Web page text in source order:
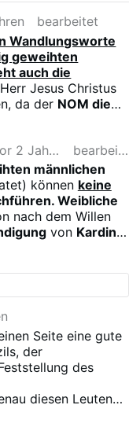
bearbeitet
Wandlungsworte
geweihten
auch die
Jesus Christus
da der NOM die
hat, das ist
die
Wandlung
hin, da diese
können.
vor 2 Jahren
bearbeitet
männlichen
können keine
Weibliche
nach dem Willen
von Kardinal
wird,
aus dem Sack
und
mit Zölibat soll
ohne Zölibat
besser zur
Eine Welt-
Seite eine gute
der
des
diesen Leuten
zu müssen.